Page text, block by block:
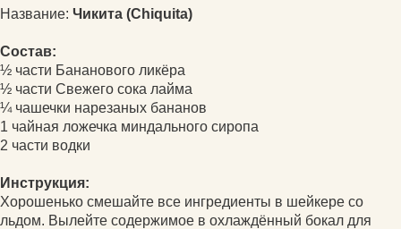
Название: Чикита (Chiquita)
Состав:
½ части Бананового ликёра
½ части Свежего сока лайма
¼ чашечки нарезаных бананов
1 чайная ложечка миндального сиропа
2 части водки
Инструкция:
Хорошенько смешайте все ингредиенты в шейкере со
льдом. Вылейте содержимое в охлаждённый бокал для